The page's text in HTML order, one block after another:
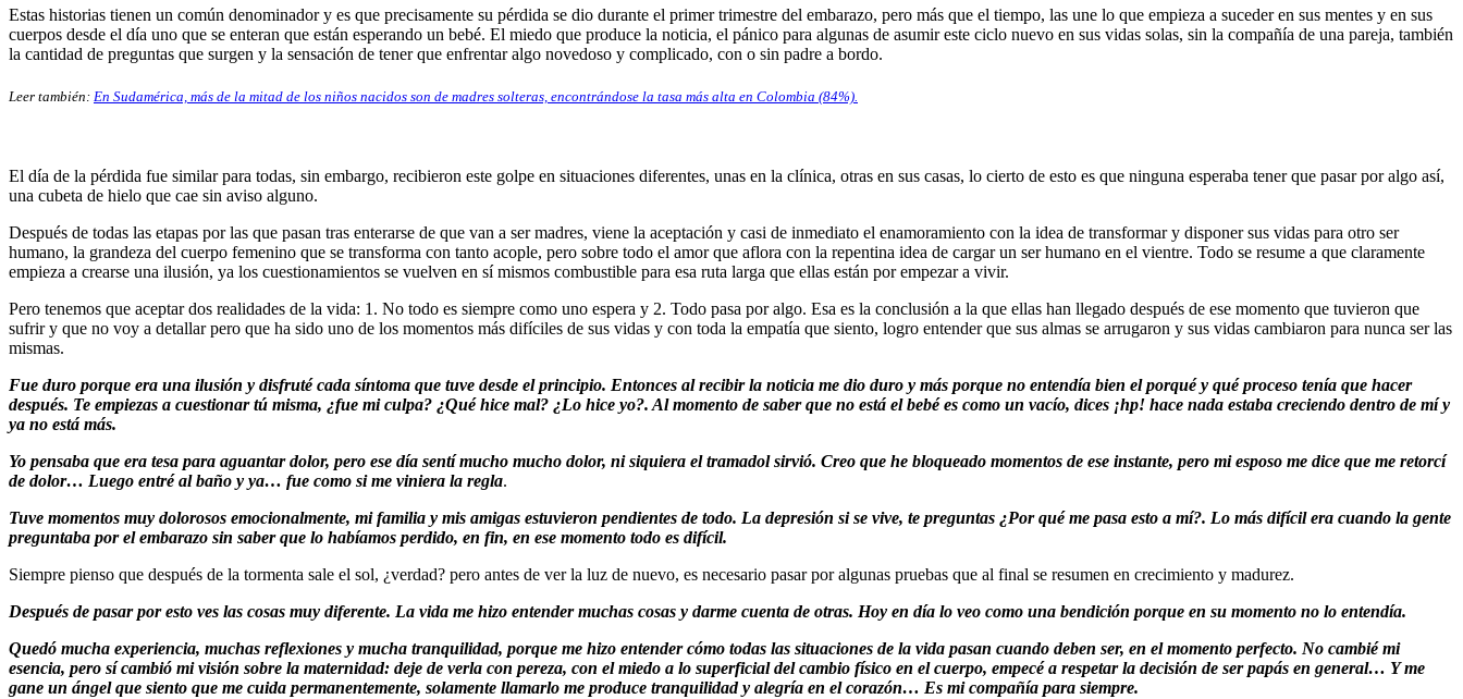
Estas historias tienen un común denominador y es que precisamente su pérdida se dio durante el primer trimestre del embarazo, pero más que el tiempo, las une lo que empieza a suceder en sus mentes y en sus
cuerpos desde el día uno que se enteran que están esperando un bebé. El miedo que produce la noticia, el pánico para algunas de asumir este ciclo nuevo en sus vidas solas, sin la compañía de una pareja, también
la cantidad de preguntas que surgen y la sensación de tener que enfrentar algo novedoso y complicado, con o sin padre a bordo.
Leer también: En Sudamérica, más de la mitad de los niños nacidos son de madres solteras, encontrándose la tasa más alta en Colombia (84%).
El día de la pérdida fue similar para todas, sin embargo, recibieron este golpe en situaciones diferentes, unas en la clínica, otras en sus casas, lo cierto de esto es que ninguna esperaba tener que pasar por algo así,
una cubeta de hielo que cae sin aviso alguno.
Después de todas las etapas por las que pasan tras enterarse de que van a ser madres, viene la aceptación y casi de inmediato el enamoramiento con la idea de transformar y disponer sus vidas para otro ser
humano, la grandeza del cuerpo femenino que se transforma con tanto acople, pero sobre todo el amor que aflora con la repentina idea de cargar un ser humano en el vientre. Todo se resume a que claramente
empieza a crearse una ilusión, ya los cuestionamientos se vuelven en sí mismos combustible para esa ruta larga que ellas están por empezar a vivir.
Pero tenemos que aceptar dos realidades de la vida: 1. No todo es siempre como uno espera y 2. Todo pasa por algo. Esa es la conclusión a la que ellas han llegado después de ese momento que tuvieron que
sufrir y que no voy a detallar pero que ha sido uno de los momentos más difíciles de sus vidas y con toda la empatía que siento, logro entender que sus almas se arrugaron y sus vidas cambiaron para nunca ser las
mismas.
Fue duro porque era una ilusión y disfruté cada síntoma que tuve desde el principio. Entonces al recibir la noticia me dio duro y más porque no entendía bien el porqué y qué proceso tenía que hacer
después. Te empiezas a cuestionar tú misma, ¿fue mi culpa? ¿Qué hice mal? ¿Lo hice yo?. Al momento de saber que no está el bebé es como un vacío, dices ¡hp! hace nada estaba creciendo dentro de mí y
ya no está más.
Yo pensaba que era tesa para aguantar dolor, pero ese día sentí mucho mucho dolor, ni siquiera el tramadol sirvió. Creo que he bloqueado momentos de ese instante, pero mi esposo me dice que me retorcí
de dolor… Luego entré al baño y ya… fue como si me viniera la regla.
Tuve momentos muy dolorosos emocionalmente, mi familia y mis amigas estuvieron pendientes de todo. La depresión si se vive, te preguntas ¿Por qué me pasa esto a mí?. Lo más difícil era cuando la gente
preguntaba por el embarazo sin saber que lo habíamos perdido, en fin, en ese momento todo es difícil.
Siempre pienso que después de la tormenta sale el sol, ¿verdad? pero antes de ver la luz de nuevo, es necesario pasar por algunas pruebas que al final se resumen en crecimiento y madurez.
Después de pasar por esto ves las cosas muy diferente. La vida me hizo entender muchas cosas y darme cuenta de otras. Hoy en día lo veo como una bendición porque en su momento no lo entendía.
Quedó mucha experiencia, muchas reflexiones y mucha tranquilidad, porque me hizo entender cómo todas las situaciones de la vida pasan cuando deben ser, en el momento perfecto. No cambié mi
esencia, pero sí cambió mi visión sobre la maternidad: deje de verla con pereza, con el miedo a lo superficial del cambio físico en el cuerpo, empecé a respetar la decisión de ser papás en general… Y me
gane un ángel que siento que me cuida permanentemente, solamente llamarlo me produce tranquilidad y alegría en el corazón… Es mi compañía para siempre.